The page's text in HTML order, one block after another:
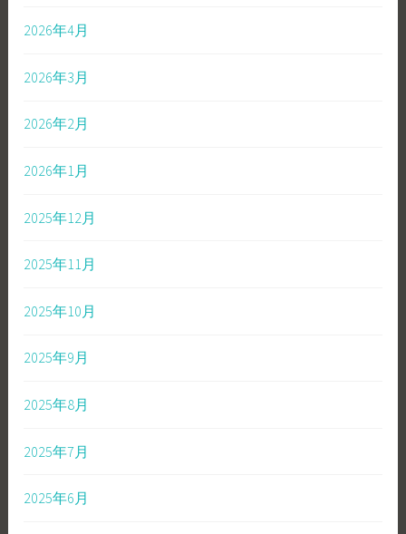
2026年4月
2026年3月
2026年2月
2026年1月
2025年12月
2025年11月
2025年10月
2025年9月
2025年8月
2025年7月
2025年6月